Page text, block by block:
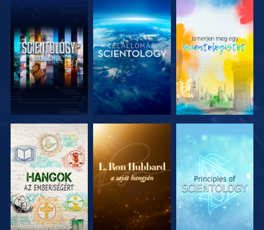
A SOROZAT
RÉSZEI
A SOROZAT
RÉSZEI
A SOROZAT
RÉSZEI